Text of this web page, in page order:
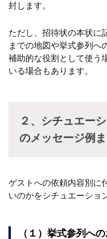
封します。
ただし、招待状の本状に
までの地図や挙式参列へ
補助的な役割として使う
いる場合もあります。
２、シチュエー
のメッセージ例
ゲストへの依頼内容別に
いのかをシチュエーショ
（１）挙式参列へ